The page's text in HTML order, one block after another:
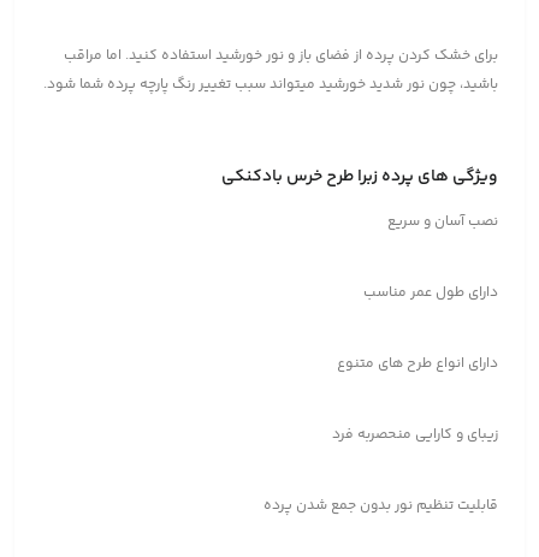
برای خشک کردن پرده از فضای باز و نور خورشید استفاده کنید. اما مراقب
باشید، چون نور شدید خورشید میتواند سبب تغییر رنگ پارچه پرده شما شود.
ویژگی های پرده زبرا طرح خرس بادکنکی
نصب آسان و سریع
دارای طول عمر مناسب
دارای انواع طرح های متنوع
زیبای و کارایی منحصربه فرد
قابلیت تنظیم نور بدون جمع شدن پرده